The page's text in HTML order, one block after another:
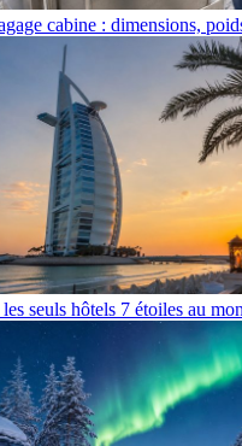
cabine : dimensions,
seuls hôtels 7 étoiles au